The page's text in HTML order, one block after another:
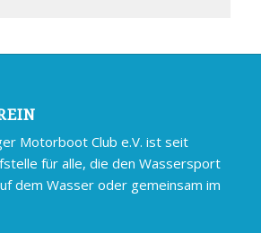
Motorboot Club e.V. ist seit
für alle, die den Wassersport
dem Wasser oder gemeinsam im